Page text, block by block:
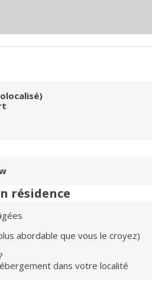
résidence
abordable que vous le croyez)
dans votre localité